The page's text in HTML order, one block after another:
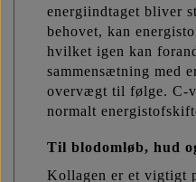
energiindtaget bliver
behovet, kan
hvilket igen kan
sammensætning med
overvægt til følge. C-
normalt
Til blodomløb, hud
Kollagen er et vigtigt